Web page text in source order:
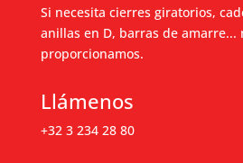
Si necesita cierres giratorios,
anillas en D, barras de amarre...
proporcionamos.
Llámenos
+32 3 234 28 80